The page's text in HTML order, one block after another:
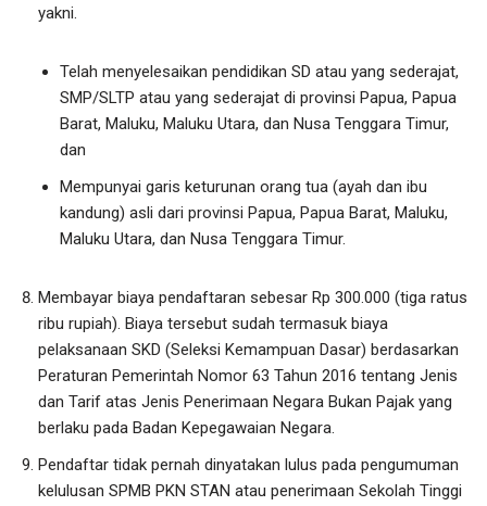
yakni.
Telah menyelesaikan pendidikan SD atau yang sederajat,
SMP/SLTP atau yang sederajat di provinsi Papua, Papua
Barat, Maluku, Maluku Utara, dan Nusa Tenggara Timur,
dan
Mempunyai garis keturunan orang tua (ayah dan ibu
kandung) asli dari provinsi Papua, Papua Barat, Maluku,
Maluku Utara, dan Nusa Tenggara Timur.
Membayar biaya pendaftaran sebesar Rp 300.000 (tiga ratus
ribu rupiah). Biaya tersebut sudah termasuk biaya
pelaksanaan SKD (Seleksi Kemampuan Dasar) berdasarkan
Peraturan Pemerintah Nomor 63 Tahun 2016 tentang Jenis
dan Tarif atas Jenis Penerimaan Negara Bukan Pajak yang
berlaku pada Badan Kepegawaian Negara.
Pendaftar tidak pernah dinyatakan lulus pada pengumuman
kelulusan SPMB PKN STAN atau penerimaan Sekolah Tinggi